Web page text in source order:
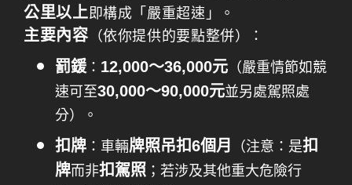
公里以上 即構成「嚴重超速」。
主要內容 （依你提供的要點整併）：
罰鍰 ： 12,000～36,000元 （嚴重情節如競
速可至30,000～90,000元並另處駕照處
分）。
扣牌 ：車輛牌照吊扣6個月 （注意：是扣
牌而非扣駕照 ；若涉及其他重大危險行